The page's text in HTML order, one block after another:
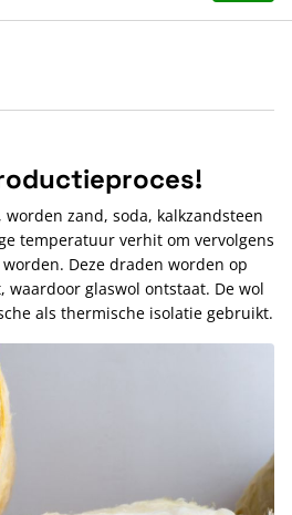
zand, soda, kalkzandsteen
temperatuur verhit om vervolgens
Deze draden worden op
glaswol ontstaat. De wol
als thermische isolatie gebruikt.